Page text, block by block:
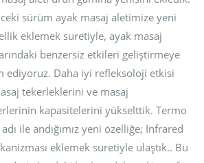
sürüm ayak masaj aletimize yeni
eklemek suretiyle, ayak masaj
benzersiz etkileri geliştirmeye
ediyoruz. Daha iyi refleksoloji etkisi
tekerleklerini ve masaj
kapasitelerini yükselttik. Termo
ile andığımız yeni özelliğe; Infrared
eklemek suretiyle ulaştık.. Bu